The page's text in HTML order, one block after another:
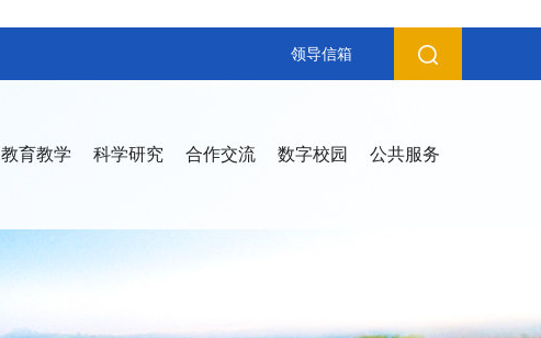
领导信箱
教育教学 科学研究 合作交流 数字校园 公共服务